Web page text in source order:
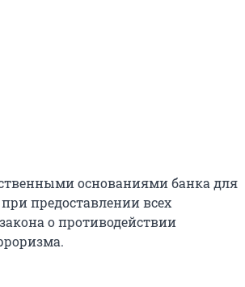
основаниями банка для
предоставлении всех
о противодействии